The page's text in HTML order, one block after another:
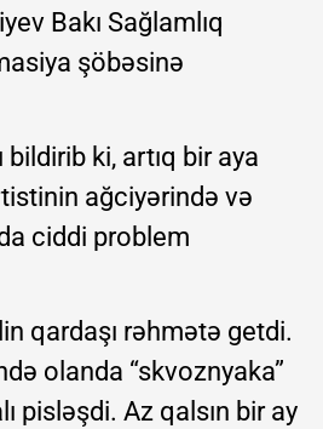
Bakı Sağlamlıq
şöbəsinə
bildirib ki, artıq bir aya
ağciyərində və
ciddi problem
qardaşı rəhmətə getdi.
olanda “skvoznyaka”
pisləşdi. Az qalsın bir ay